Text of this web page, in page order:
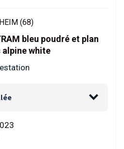
(68)
bleu poudré et plan
white